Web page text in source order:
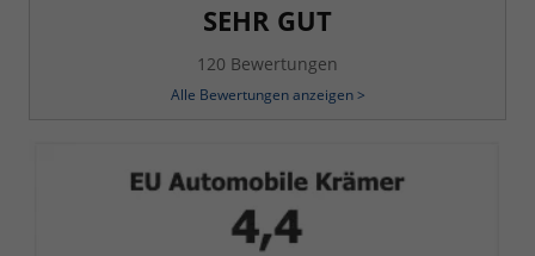
SEHR GUT
120 Bewertungen
Alle Bewertungen anzeigen >